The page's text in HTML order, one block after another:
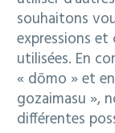
souhaitons
expressions
utilisées. En
« dōmo » et
gozaimasu »,
différentes